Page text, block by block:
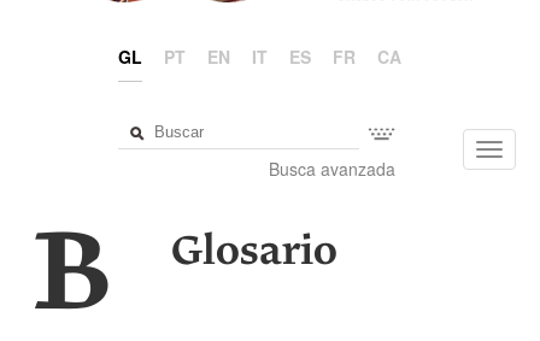
GL PT EN IT ES FR CA
Busca avanzada
B Glosario